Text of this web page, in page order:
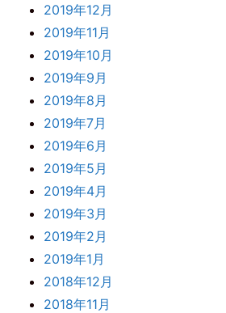
2019年12月
2019年11月
2019年10月
2019年9月
2019年8月
2019年7月
2019年6月
2019年5月
2019年4月
2019年3月
2019年2月
2019年1月
2018年12月
2018年11月